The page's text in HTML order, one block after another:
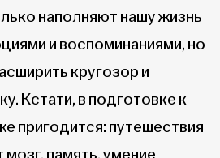
наполняют нашу жизнь
и воспоминаниями, но
кругозор и
Кстати, в подготовке к
пригодится: путешествия
память, умение